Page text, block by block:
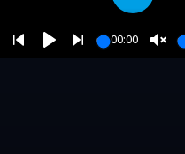
00:00
Play